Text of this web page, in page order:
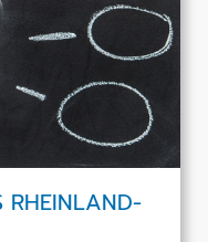
RHEINLAND-